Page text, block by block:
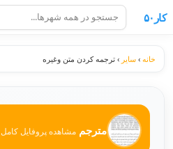
کار۵۰
خانه › سایر › ترجمه کردن متن وغیره
مترجم مشاهده پروفایل کامل